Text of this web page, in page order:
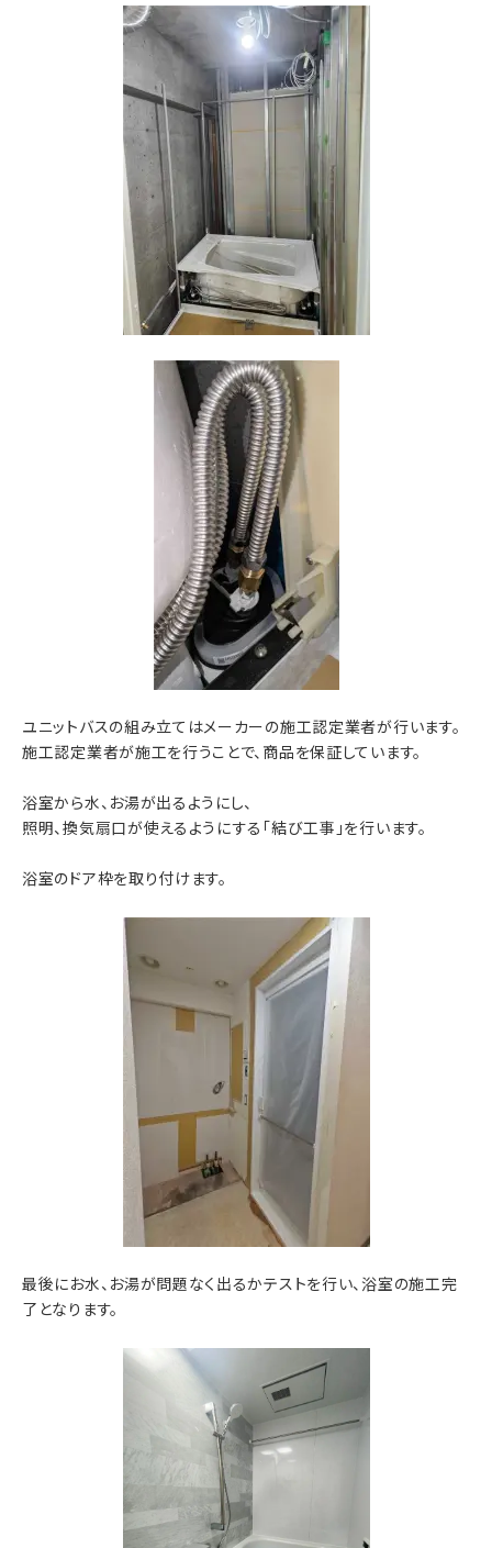
ユニットバスの組み立てはメーカーの施工認定業者が行います。
施工認定業者が施工を行うことで、商品を保証しています。
浴室から水、お湯が出るようにし、
照明、換気扇口が使えるようにする「結び工事」を行います。
浴室のドア枠を取り付けます。
最後にお水、お湯が問題なく出るかテストを行い、浴室の施工完
了となります。